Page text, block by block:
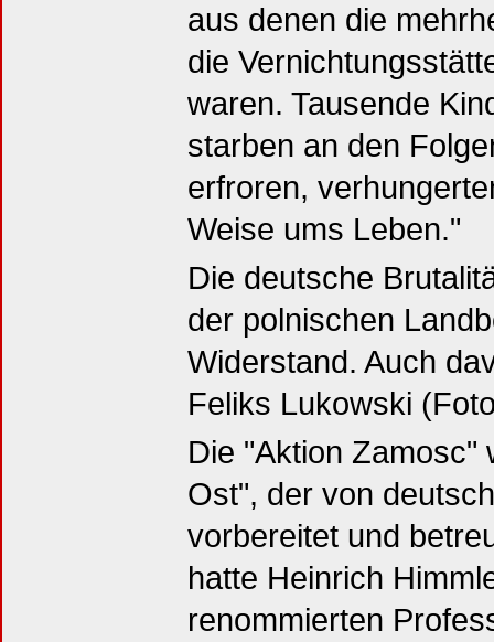
aus denen die
die
waren. Tausende
starben an den
erfroren,
Weise ums Leben."
Die deutsche
der polnischen
Widerstand. Auch
Feliks Lukowski
Die "Aktion Zamosc"
Ost", der von
vorbereitet und
hatte Heinrich
renommierten